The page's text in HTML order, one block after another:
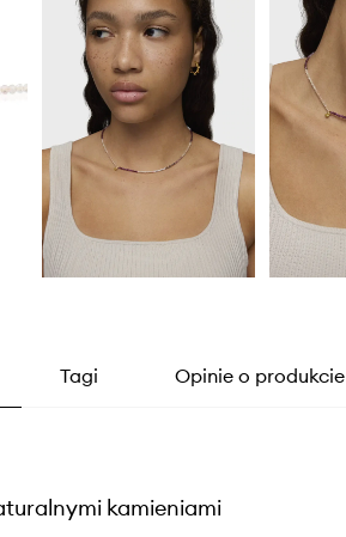
Tagi Opinie o produkcie
kamieniami